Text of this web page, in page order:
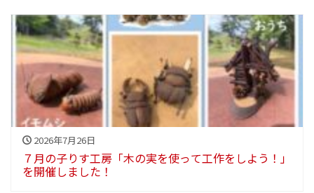
2026年7月26日
７月の子りす工房「木の実を使って工作をしよう！」
を開催しました！